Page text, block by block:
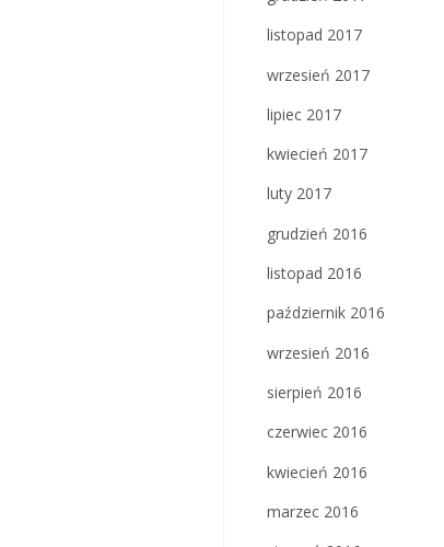
listopad 2017
wrzesień 2017
lipiec 2017
kwiecień 2017
luty 2017
grudzień 2016
listopad 2016
październik 2016
wrzesień 2016
sierpień 2016
czerwiec 2016
kwiecień 2016
marzec 2016